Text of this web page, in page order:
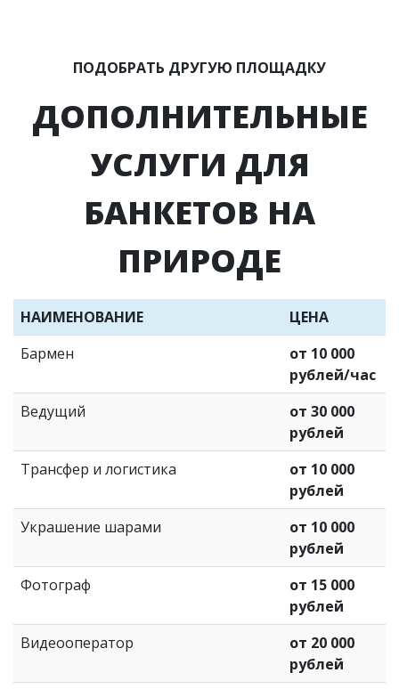
ПОДОБРАТЬ ДРУГУЮ ПЛОЩАДКУ
ДОПОЛНИТЕЛЬНЫЕ
УСЛУГИ ДЛЯ
БАНКЕТОВ НА
ПРИРОДЕ
НАИМЕНОВАНИЕ
ЦЕНА
Бармен
от 10 000
рублей/час
Ведущий
от 30 000
рублей
Трансфер и логистика
от 10 000
рублей
Украшение шарами
от 10 000
рублей
Фотограф
от 15 000
рублей
Видеооператор
от 20 000
рублей